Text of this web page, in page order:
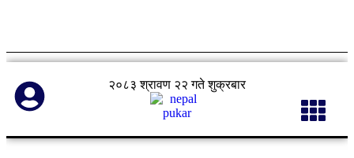
२०८३ श्रावण २२ गते शुक्रबार